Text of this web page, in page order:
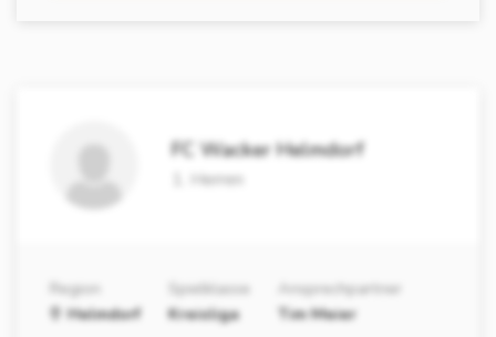
FC Wacker Helmdorf
1. Herren
Region
Helmdorf
Spielklasse
Kreisliga
Ansprechpartner
Tim Meier